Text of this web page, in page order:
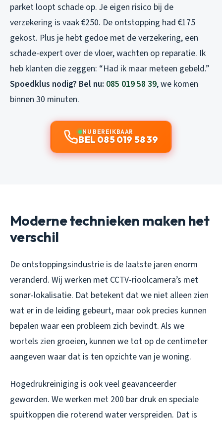
parket loopt schade op. Je eigen risico bij de
verzekering is vaak €250. De ontstopping had €175
gekost. Plus je hebt gedoe met de verzekering, een
schade-expert over de vloer, wachten op reparatie. Ik
heb klanten die zeggen: “Had ik maar meteen gebeld.”
Spoedklus nodig? Bel nu: 085 019 58 39, we komen
binnen 30 minuten.
NU BEREIKBAAR
BEL 085 019 58 39
Moderne technieken maken het
verschil
De ontstoppingsindustrie is de laatste jaren enorm
veranderd. Wij werken met CCTV-rioolcamera’s met
sonar-lokalisatie. Dat betekent dat we niet alleen zien
wat er in de leiding gebeurt, maar ook precies kunnen
bepalen waar een probleem zich bevindt. Als we
wortels zien groeien, kunnen we tot op de centimeter
aangeven waar dat is ten opzichte van je woning.
Hogedrukreiniging is ook veel geavanceerder
geworden. We werken met 200 bar druk en speciale
spuitkoppen die roterend water verspreiden. Dat is